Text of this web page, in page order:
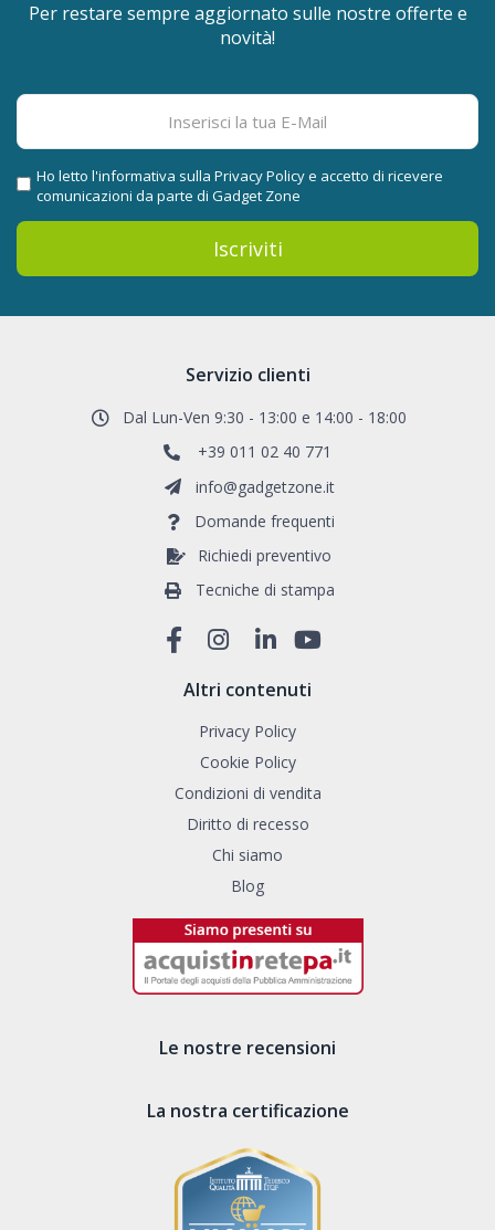
Per restare sempre aggiornato sulle nostre offerte e
novità!
Iscriviti
Ho letto l'informativa sulla Privacy Policye accetto di ricevere
comunicazioni da parte di Gadget Zone
Servizio clienti
Dal Lun-Ven 9:30 - 13:00 e 14:00 - 18:00
+39 011 02 40 771
info@gadgetzone.it
Domande frequenti
Richiedi preventivo
Tecniche di stampa
Altri contenuti
Privacy Policy
Cookie Policy
Condizioni di vendita
Diritto di recesso
Chi siamo
Blog
Le nostre recensioni
La nostra certificazione